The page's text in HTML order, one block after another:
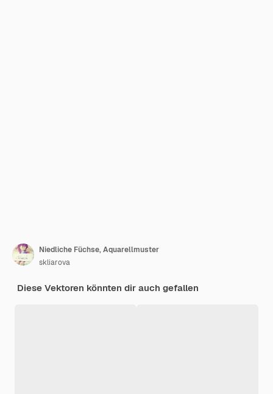
Niedliche Füchse, Aquarellmuster
skliarova
Diese Vektoren könnten dir auch gefallen